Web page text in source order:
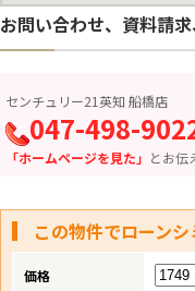
お問い合わせ、資料請
センチュリー21英知 船橋店
047-498-
「ホームページを見た」 とお伝
この物件でローン
価格